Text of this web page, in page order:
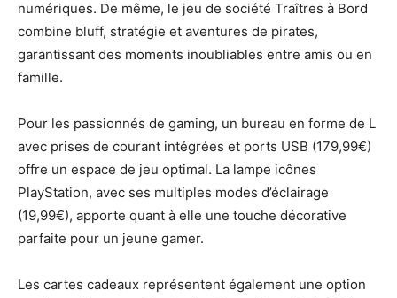
numériques. De même, le jeu de société Traîtres à Bord
combine bluff, stratégie et aventures de pirates,
garantissant des moments inoubliables entre amis ou en
famille.
Pour les passionnés de gaming, un bureau en forme de L
avec prises de courant intégrées et ports USB (179,99€)
offre un espace de jeu optimal. La lampe icônes
PlayStation, avec ses multiples modes d’éclairage
(19,99€), apporte quant à elle une touche décorative
parfaite pour un jeune gamer.
Les cartes cadeaux représentent également une option